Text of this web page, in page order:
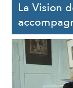
La Vision